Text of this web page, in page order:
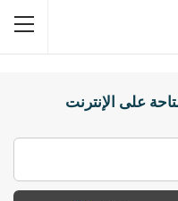
على الإنترنت